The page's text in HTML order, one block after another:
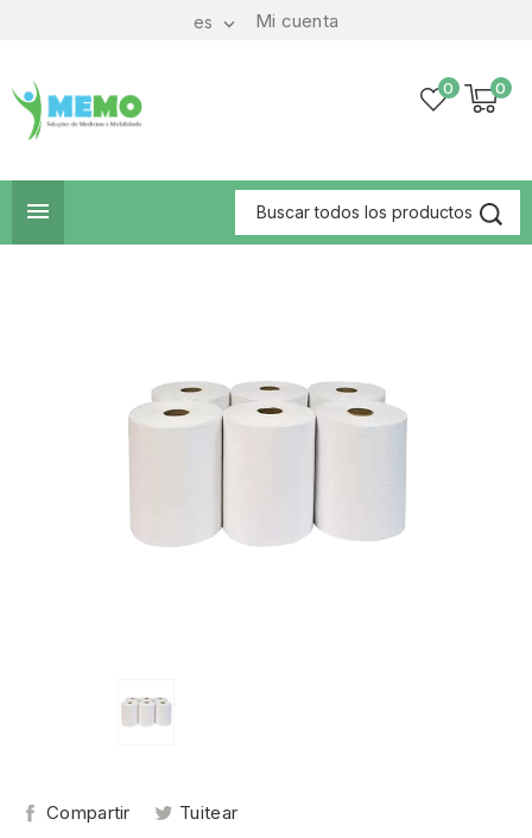
Mi cuenta
es 
0
0

Compartir Tuitear